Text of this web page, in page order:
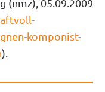
(nmz), 05.09.2009
komponist-
).